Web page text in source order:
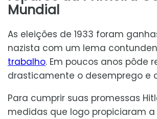
Mundial
As eleições de 1933 foram
nazista com um lema
trabalho. Em poucos anos pôde
drasticamente o desemprego e
Para cumprir suas promessas
medidas que logo propiciaram